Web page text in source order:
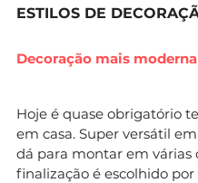
ESTILOS DE
Decoração mais moderna
Hoje é quase obrigatório
em casa. Super versátil
dá para montar em várias
finalização é escolhido por